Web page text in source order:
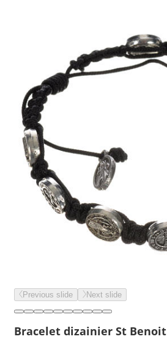
Previous slide Next slide
Bracelet dizainier St Benoit